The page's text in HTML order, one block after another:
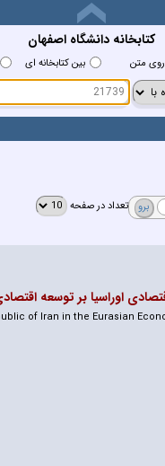
کتابخانه دانشگاه اصفهان
روي متن بين كتابخانه اي